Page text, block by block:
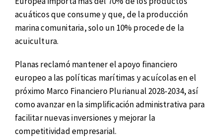
acuáticos que consume y que, de la producción
marina comunitaria, solo un 10% procede de la
acuicultura.
Planas reclamó mantener el apoyo financiero
europeo a las políticas marítimas y acuícolas en el
próximo Marco Financiero Plurianual 2028-2034, así
como avanzar en la simplificación administrativa para
facilitar nuevas inversiones y mejorar la
competitividad empresarial.